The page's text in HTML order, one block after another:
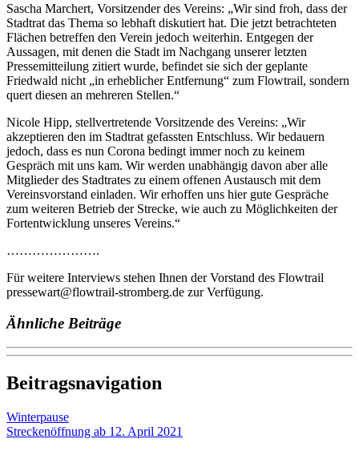
Sascha Marchert, Vorsitzender des Vereins: „Wir sind froh, dass der
Stadtrat das Thema so lebhaft diskutiert hat. Die jetzt betrachteten
Flächen betreffen den Verein jedoch weiterhin. Entgegen der
Aussagen, mit denen die Stadt im Nachgang unserer letzten
Pressemitteilung zitiert wurde, befindet sie sich der geplante
Friedwald nicht „in erheblicher Entfernung“ zum Flowtrail, sondern
quert diesen an mehreren Stellen.“
Nicole Hipp, stellvertretende Vorsitzende des Vereins: „Wir
akzeptieren den im Stadtrat gefassten Entschluss. Wir bedauern
jedoch, dass es nun Corona bedingt immer noch zu keinem
Gespräch mit uns kam. Wir werden unabhängig davon aber alle
Mitglieder des Stadtrates zu einem offenen Austausch mit dem
Vereinsvorstand einladen. Wir erhoffen uns hier gute Gespräche
zum weiteren Betrieb der Strecke, wie auch zu Möglichkeiten der
Fortentwicklung unseres Vereins.“
………………….
Für weitere Interviews stehen Ihnen der Vorstand des Flowtrail
pressewart@flowtrail-stromberg.de zur Verfügung.
Ähnliche Beiträge
Beitragsnavigation
Winterpause
Streckenöffnung ab 12. April 2021